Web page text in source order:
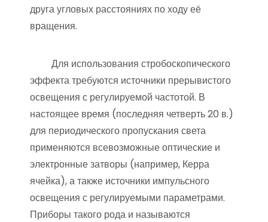
друга угловых расстояниях по ходу её
вращения.
Для использования стробоскопического
эффекта требуются источники прерывистого
освещения с регулируемой частотой. В
настоящее время (последняя четверть 20 в.)
для периодического пропускания света
применяются всевозможные оптические и
электронные затворы (например, Керра
ячейка), а также источники импульсного
освещения с регулируемыми параметрами.
Приборы такого рода и называются